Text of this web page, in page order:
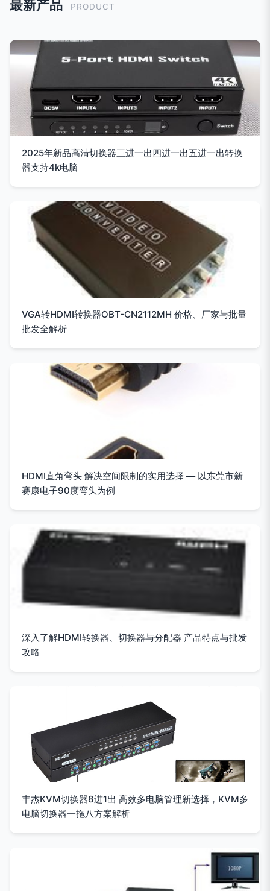
最新产品 PRODUCT
2025年新品高清切换器三进一出四进一出五进一出转换
器支持4k电脑
VGA转HDMI转换器OBT-CN2112MH 价格、厂家与批量
批发全解析
HDMI直角弯头 解决空间限制的实用选择 — 以东莞市新
赛康电子90度弯头为例
深入了解HDMI转换器、切换器与分配器 产品特点与批发
攻略
丰杰KVM切换器8进1出 高效多电脑管理新选择，KVM多
电脑切换器一拖八方案解析